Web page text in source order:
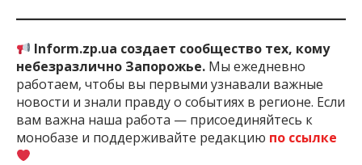
Inform.zp.ua создает сообщество тех, кому
небезразлично Запорожье. Мы ежедневно
работаем, чтобы вы первыми узнавали важные
новости и знали правду о событиях в регионе. Если
вам важна наша работа — присоединяйтесь к
монобазе и поддерживайте редакцию по ссылке